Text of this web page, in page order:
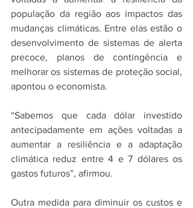
população da região aos impactos das
mudanças climáticas. Entre elas estão o
desenvolvimento de sistemas de alerta
precoce, planos de contingência e
melhorar os sistemas de proteção social,
apontou o economista.
“Sabemos que cada dólar investido
antecipadamente em ações voltadas a
aumentar a resiliência e a adaptação
climática reduz entre 4 e 7 dólares os
gastos futuros”, afirmou.
Outra medida para diminuir os custos e